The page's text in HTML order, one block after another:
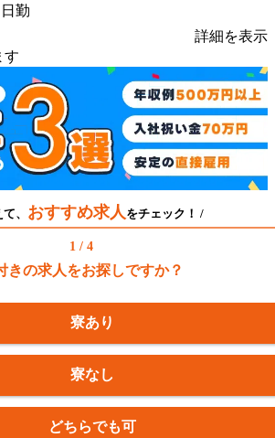
勤
詳細を表示
す
、 おすすめ求人 をチェック！ /
1 / 4
きの求人をお探しですか？
寮あり
寮なし
どちらでも可